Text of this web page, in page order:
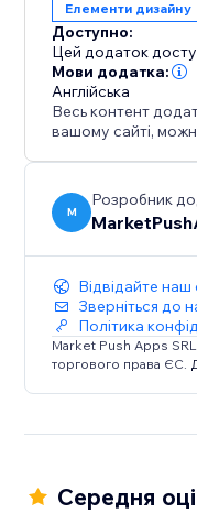
Елементи дизайну
Доступно:
Цей додаток
Мови додатка:
Англійська
Весь контент
вашому сайті,
M
Розробник
Відвідайте наш
Зверніться до
Політика
Market Push Apps
торгового права ЄС.
Середня